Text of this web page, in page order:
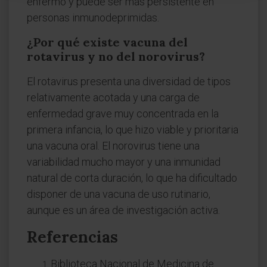
personas inmunodeprimidas.
¿Por qué existe vacuna del
rotavirus y no del norovirus?
El rotavirus presenta una diversidad de tipos
relativamente acotada y una carga de
enfermedad grave muy concentrada en la
primera infancia, lo que hizo viable y prioritaria
una vacuna oral. El norovirus tiene una
variabilidad mucho mayor y una inmunidad
natural de corta duración, lo que ha dificultado
disponer de una vacuna de uso rutinario,
aunque es un área de investigación activa.
Referencias
Biblioteca Nacional de Medicina de